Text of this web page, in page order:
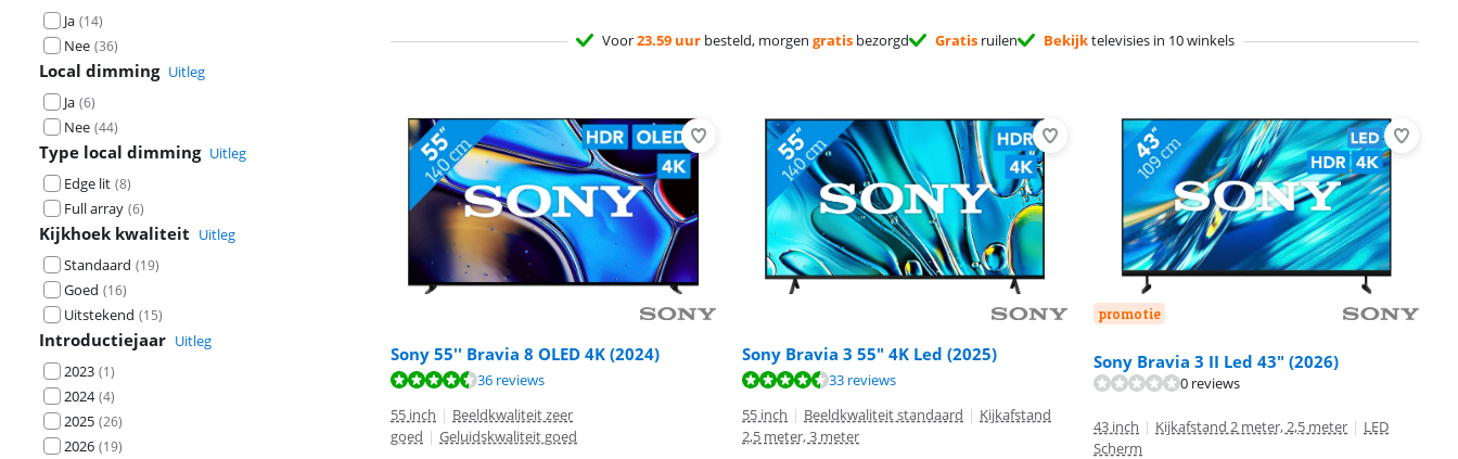
Ja (14)
Nee (36)
Local dimming Uitleg
Ja (6)
Nee (44)
Type local dimming Uitleg
Edge lit (8)
Full array (6)
Kijkhoek kwaliteit Uitleg
Standaard (19)
Goed (16)
Uitstekend (15)
Introductiejaar Uitleg
2023 (1)
2024 (4)
2025 (26)
2026 (19)
Voor23.59 uurbesteld, morgen gratisbezorgd Gratisruilen Bekijktelevisies in 10 winkels
Sony 55'' Bravia 8 OLED 4K (2024)
Beoordeling is 9,3 van de 10, gebaseerd op 36 reviews.
36 reviews
55 inch | Beeldkwaliteit zeer
goed | Geluidskwaliteit goed
Sony Bravia 3 55" 4K Led (2025)
Beoordeling is 8,6 van de 10, gebaseerd op 33 reviews.
33 reviews
55 inch | Beeldkwaliteit standaard | Kijkafstand
2,5 meter, 3 meter
promotie
Sony Bravia 3 II Led 43" (2026)
0 reviews
43 inch | Kijkafstand 2 meter, 2,5 meter | LED
Scherm